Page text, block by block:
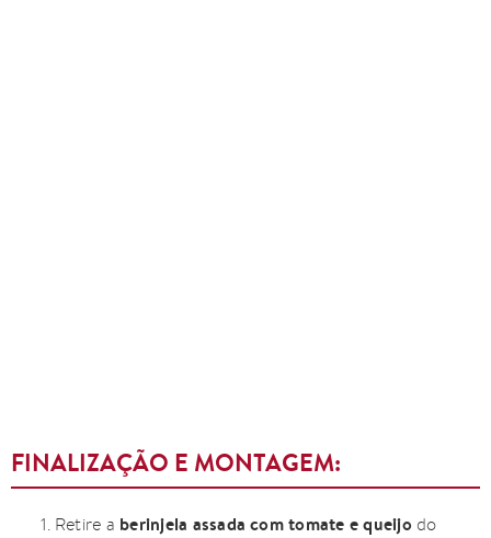
FINALIZAÇÃO E MONTAGEM:
Retire a berinjela assada com tomate e queijo do